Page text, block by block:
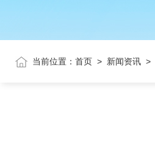
当前位置： 首页 > 新闻资讯 >